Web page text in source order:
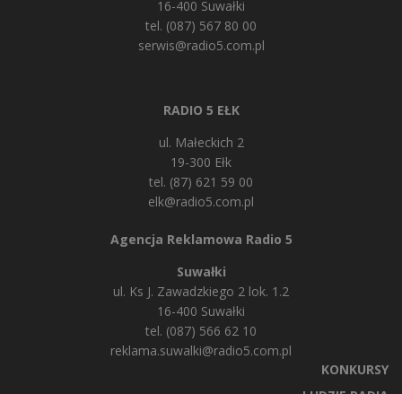
16-400 Suwałki
tel. (087) 567 80 00
serwis@radio5.com.pl
RADIO 5 EŁK
ul. Małeckich 2
19-300 Ełk
tel. (87) 621 59 00
elk@radio5.com.pl
Agencja Reklamowa Radio 5
Suwałki
ul. Ks J. Zawadzkiego 2 lok. 1.2
16-400 Suwałki
tel. (087) 566 62 10
reklama.suwalki@radio5.com.pl
KONKURSY